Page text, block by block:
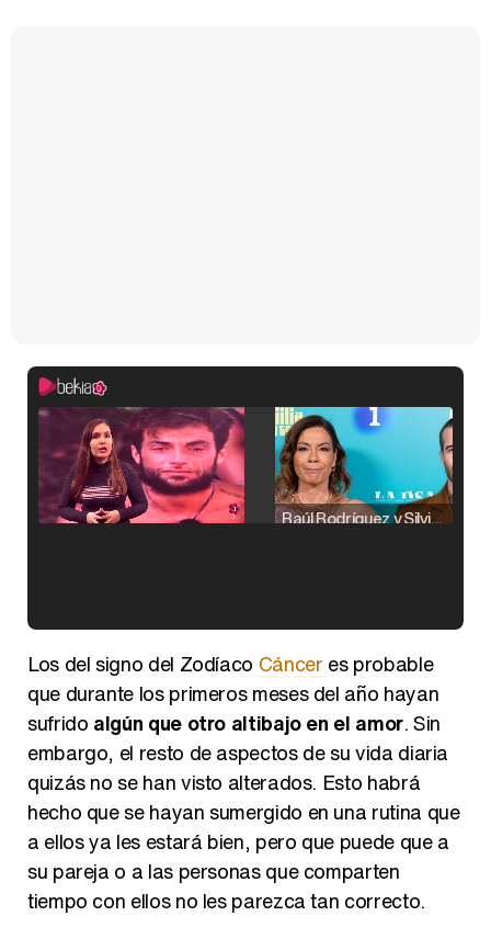
Raúl Rodríguez y Silvia Taulés nos cuentan su papel en 'La familia de la tele'
Los del signo del Zodíaco Cáncer es probable
que durante los primeros meses del año hayan
sufrido algún que otro altibajo en el amor. Sin
embargo, el resto de aspectos de su vida diaria
quizás no se han visto alterados. Esto habrá
hecho que se hayan sumergido en una rutina que
a ellos ya les estará bien, pero que puede que a
su pareja o a las personas que comparten
tiempo con ellos no les parezca tan correcto.